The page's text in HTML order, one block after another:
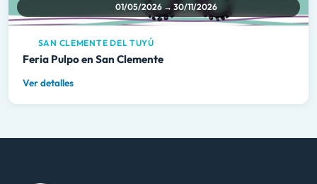
01/05/2026 → 30/11/2026
SAN CLEMENTE DEL TUYÚ
Feria Pulpo en San Clemente
Ver detalles